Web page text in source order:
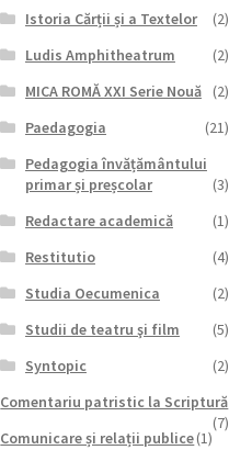
Istoria Cărții și a Textelor
(2)
Ludis Amphitheatrum
(2)
MICA ROMĂ XXI Serie Nouă
(2)
Paedagogia
(21)
Pedagogia învățământului
primar și preșcolar
(3)
Redactare academică
(1)
Restitutio
(4)
Studia Oecumenica
(2)
Studii de teatru şi film
(5)
Syntopic
(2)
Comentariu patristic la Scriptură
(7)
Comunicare și relații publice(1)